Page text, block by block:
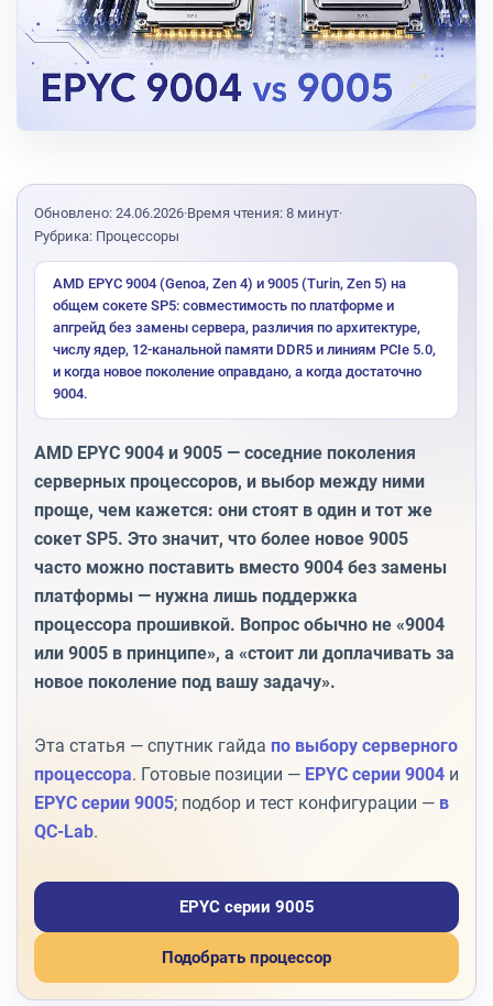
Обновлено: 24.06.2026·Время чтения: 8 минут·
Рубрика: Процессоры
AMD EPYC 9004 (Genoa, Zen 4) и 9005 (Turin, Zen 5) на
общем сокете SP5: совместимость по платформе и
апгрейд без замены сервера, различия по архитектуре,
числу ядер, 12-канальной памяти DDR5 и линиям PCIe 5.0,
и когда новое поколение оправдано, а когда достаточно
9004.
AMD EPYC 9004 и 9005 — соседние поколения
серверных процессоров, и выбор между ними
проще, чем кажется: они стоят в один и тот же
сокет SP5. Это значит, что более новое 9005
часто можно поставить вместо 9004 без замены
платформы — нужна лишь поддержка
процессора прошивкой. Вопрос обычно не «9004
или 9005 в принципе», а «стоит ли доплачивать за
новое поколение под вашу задачу».
Эта статья — спутник гайда по выбору серверного
процессора. Готовые позиции — EPYC серии 9004 и
EPYC серии 9005; подбор и тест конфигурации — в
QC-Lab.
EPYC серии 9005
Подобрать процессор